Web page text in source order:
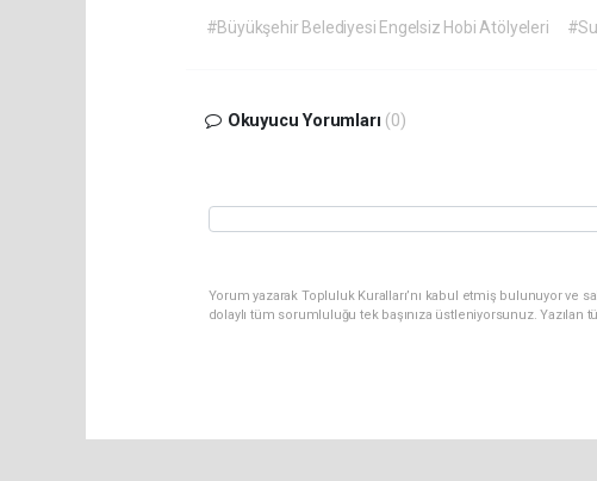
#Büyükşehir Belediyesi Engelsiz Hobi Atölyeleri
Okuyucu Yorumları (0)
Yorum yazarak Topluluk Kuralları’nı kabul etmiş bulunuyor ve
dolaylı tüm sorumluluğu tek başınıza üstleniyorsunuz.